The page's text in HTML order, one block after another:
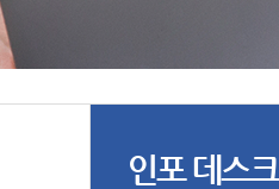
인포 데스크